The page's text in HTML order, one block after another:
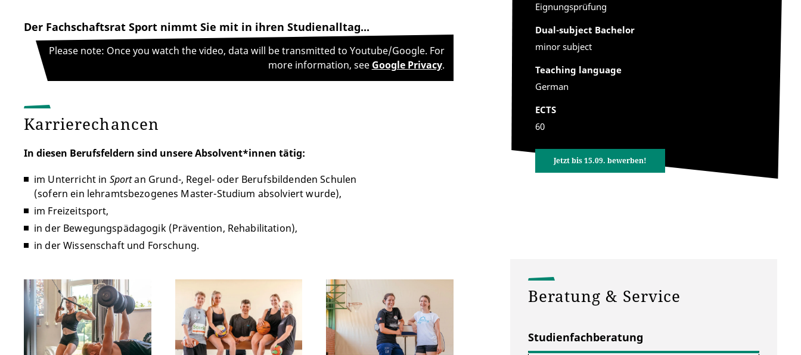
Eignungsprüfung
Dual-subject Bachelor
minor subject
Teaching language
German
ECTS
60
Jetzt bis 15.09. bewerben!
Der Fachschaftsrat Sport nimmt Sie mit in ihren Studienalltag...
Please note: Once you watch the video, data will be transmitted to Youtube/Google. For
more information, see Google Privacy.
Karrierechancen
In diesen Berufsfeldern sind unsereAbsolvent*innen tätig:
im Unterricht in Sportan Grund-, Regel- oder Berufsbildenden Schulen
(sofern ein lehramtsbezogenes Master-Studium absolviert wurde),
im Freizeitsport,
in der Bewegungspädagogik (Prävention, Rehabilitation),
in der Wissenschaft und Forschung.
Beratung & Service
Studienfachberatung